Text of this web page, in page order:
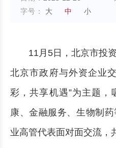
字号：
大 中 小
11月5日，北京市投
北京市政府与外资企业
彩，共享机遇”为主题，
康、金融服务、生物制
业高管代表面对面交流，